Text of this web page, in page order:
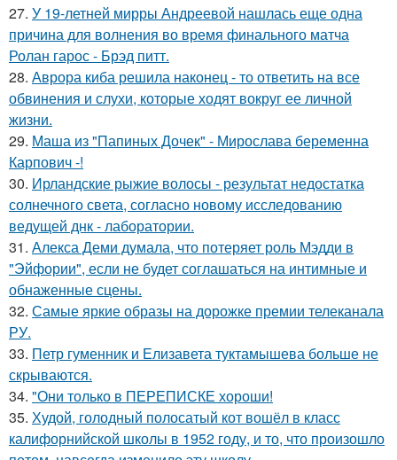
27. У 19-летней мирры Андреевой нашлась еще одна
причина для волнения во время финального матча
Ролан гарос - Брэд питт.
28. Аврора киба решила наконец - то ответить на все
обвинения и слухи, которые ходят вокруг ее личной
жизни.
29. Маша из "Папиных Дочек" - Мирослава беременна
Карпович -!
30. Ирландские рыжие волосы - результат недостатка
солнечного света, согласно новому исследованию
ведущей днк - лаборатории.
31. Алекса Деми думала, что потеряет роль Мэдди в
"Эйфории", если не будет соглашаться на интимные и
обнаженные сцены.
32. Самые яркие образы на дорожке премии телеканала
РУ.
33. Петр гуменник и Елизавета туктамышева больше не
скрываются.
34. "Они только в ПЕРЕПИСКЕ хороши!
35. Худой, голодный полосатый кот вошёл в класс
калифорнийской школы в 1952 году, и то, что произошло